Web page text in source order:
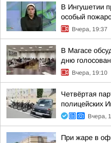
В Ингушетии
особый
Вчера, 19:37
В Магасе
дню
Вчера, 19:10
Четвёртая
полицейских
Вчера,
При жаре в